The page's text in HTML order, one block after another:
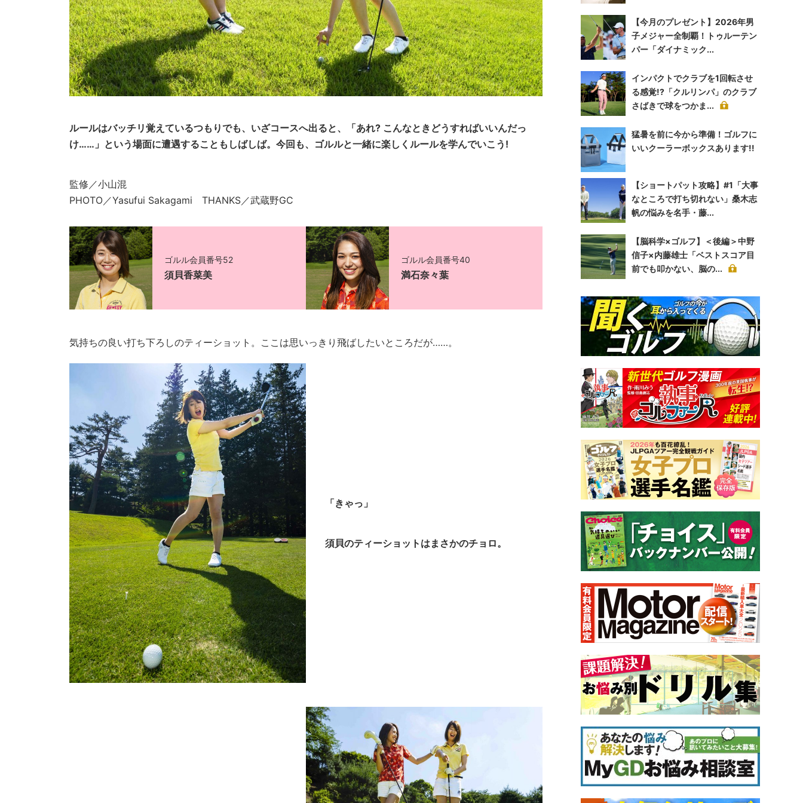
ルールはバッチリ覚えているつもりでも、いざコースへ出ると、「あれ? こんなときどうすればいいんだっ
け……」という場面に遭遇することもしばしば。今回も、ゴルルと一緒に楽しくルールを学んでいこう!
監修／小山混
PHOTO／Yasufui Sakagami THANKS／武蔵野GC
ゴルル会員番号52
須貝香菜美
ゴルル会員番号40
満石奈々葉
気持ちの良い打ち下ろしのティーショット。ここは思いっきり飛ばしたいところだが……。
「きゃっ」
須貝のティーショットはまさかのチョロ。
【今月のプレゼント】2026年男
子メジャー全制覇！トゥルーテン
パー「ダイナミック...
インパクトでクラブを1回転させ
る感覚!?「クルリンパ」のクラブ
さばきで球をつかま...
猛暑を前に今から準備！ゴルフに
いいクーラーボックスあります!!
【ショートパット攻略】#1「大事
なところで打ち切れない」桑木志
帆の悩みを名手・藤...
【脳科学×ゴルフ】＜後編＞中野
信子×内藤雄士「ベストスコア目
前でも叩かない、脳の...